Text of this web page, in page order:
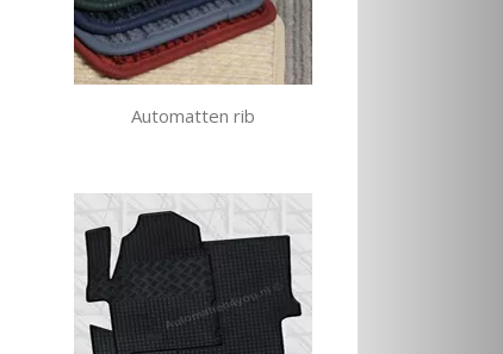
Automatten rib